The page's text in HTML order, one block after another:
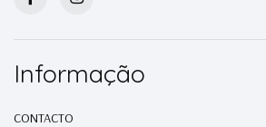
Informação
CONTACTO